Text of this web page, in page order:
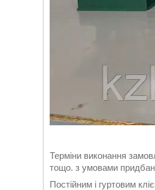
Терміни виконання
тощо. з умовами
Постійним і гуртовим